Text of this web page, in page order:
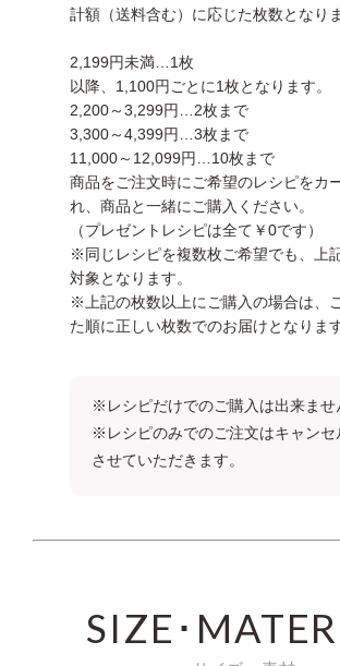
計額（送料含む）に応じた枚数となりま
2,199円未満…1枚
以降、1,100円ごとに1枚となります。
2,200～3,299円…2枚まで
3,300～4,399円…3枚まで
11,000～12,099円…10枚まで
商品をご注文時にご希望のレシピをカ
れ、商品と一緒にご購入ください。
（プレゼントレシピは全て￥0です）
※同じレシピを複数枚ご希望でも、上
対象となります。
※上記の枚数以上にご購入の場合は、
た順に正しい枚数でのお届けとなります
※レシピだけでのご購入は出来ませ
※レシピのみでのご注文はキャンセ
させていただきます。
SIZE･